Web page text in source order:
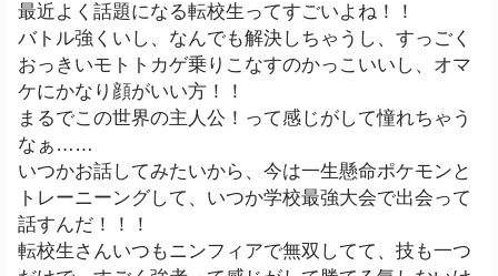
最近よく話題になる転校生ってすごいよね！！
バトル強くいし、なんでも解決しちゃうし、すっごく
おっきいモトトカゲ乗りこなすのかっこいいし、オマ
ケにかなり顔がいい方！！
まるでこの世界の主人公！って感じがして憧れちゃう
なぁ……
いつかお話してみたいから、今は一生懸命ポケモンと
トレーニーングして、いつか学校最強大会で出会って
話すんだ！！！
転校生さんいつもニンフィアで無双してて、技も一つ